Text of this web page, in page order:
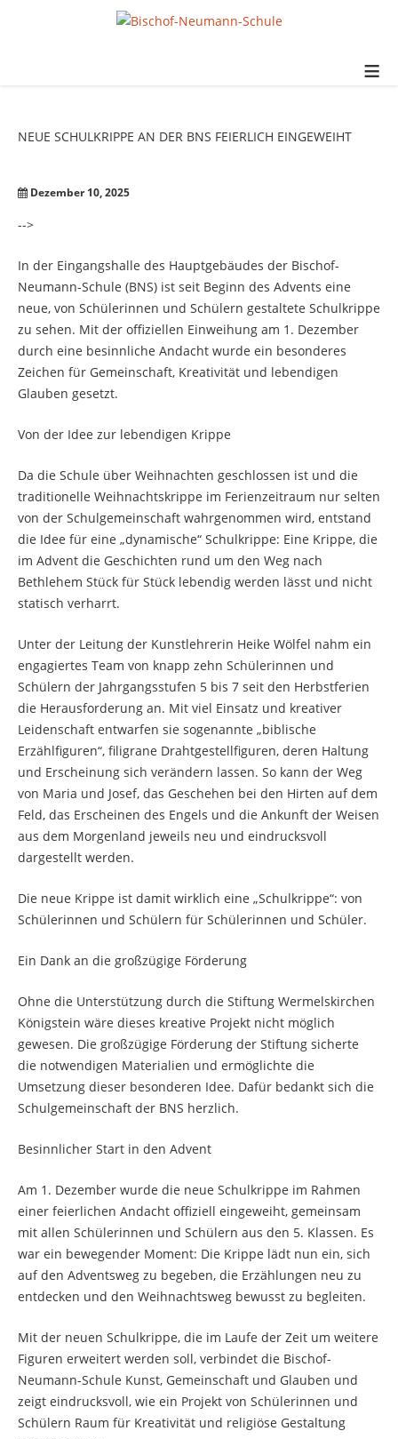
≡
NEUE SCHULKRIPPE AN DER BNS FEIERLICH EINGEWEIHT
Dezember 10, 2025
-->
In der Eingangshalle des Hauptgebäudes der Bischof-
Neumann-Schule (BNS) ist seit Beginn des Advents eine
neue, von Schülerinnen und Schülern gestaltete Schulkrippe
zu sehen. Mit der offiziellen Einweihung am 1. Dezember
durch eine besinnliche Andacht wurde ein besonderes
Zeichen für Gemeinschaft, Kreativität und lebendigen
Glauben gesetzt.
Von der Idee zur lebendigen Krippe
Da die Schule über Weihnachten geschlossen ist und die
traditionelle Weihnachtskrippe im Ferienzeitraum nur selten
von der Schulgemeinschaft wahrgenommen wird, entstand
die Idee für eine „dynamische“ Schulkrippe: Eine Krippe, die
im Advent die Geschichten rund um den Weg nach
Bethlehem Stück für Stück lebendig werden lässt und nicht
statisch verharrt.
Unter der Leitung der Kunstlehrerin Heike Wölfel nahm ein
engagiertes Team von knapp zehn Schülerinnen und
Schülern der Jahrgangsstufen 5 bis 7 seit den Herbstferien
die Herausforderung an. Mit viel Einsatz und kreativer
Leidenschaft entwarfen sie sogenannte „biblische
Erzählfiguren“, filigrane Drahtgestellfiguren, deren Haltung
und Erscheinung sich verändern lassen. So kann der Weg
von Maria und Josef, das Geschehen bei den Hirten auf dem
Feld, das Erscheinen des Engels und die Ankunft der Weisen
aus dem Morgenland jeweils neu und eindrucksvoll
dargestellt werden.
Die neue Krippe ist damit wirklich eine „Schulkrippe“: von
Schülerinnen und Schülern für Schülerinnen und Schüler.
Ein Dank an die großzügige Förderung
Ohne die Unterstützung durch die Stiftung Wermelskirchen
Königstein wäre dieses kreative Projekt nicht möglich
gewesen. Die großzügige Förderung der Stiftung sicherte
die notwendigen Materialien und ermöglichte die
Umsetzung dieser besonderen Idee. Dafür bedankt sich die
Schulgemeinschaft der BNS herzlich.
Besinnlicher Start in den Advent
Am 1. Dezember wurde die neue Schulkrippe im Rahmen
einer feierlichen Andacht offiziell eingeweiht, gemeinsam
mit allen Schülerinnen und Schülern aus den 5. Klassen. Es
war ein bewegender Moment: Die Krippe lädt nun ein, sich
auf den Adventsweg zu begeben, die Erzählungen neu zu
entdecken und den Weihnachtsweg bewusst zu begleiten.
Mit der neuen Schulkrippe, die im Laufe der Zeit um weitere
Figuren erweitert werden soll, verbindet die Bischof-
Neumann-Schule Kunst, Gemeinschaft und Glauben und
zeigt eindrucksvoll, wie ein Projekt von Schülerinnen und
Schülern Raum für Kreativität und religiöse Gestaltung